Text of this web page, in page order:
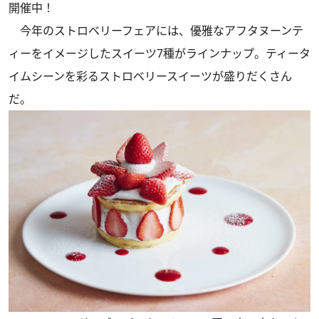
開催中！
今年のストロベリーフェアには、優雅なアフタヌーンテ
ィーをイメージしたスイーツ7種がラインナップ。ティータ
イムシーンを彩るストロベリースイーツが盛りだくさん
だ。